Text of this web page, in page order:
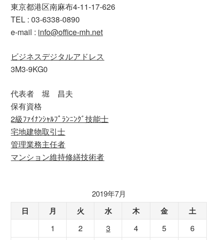
東京都港区南麻布4-11-17-626
TEL : 03-6338-0890
e-mail : info@office-mh.net
ビジネスデジタルアドレス
3M3-9KG0
代表者 堀 昌夫
保有資格
2級ﾌｧｲﾅﾝｼｬﾙﾌﾟﾗﾝﾆﾝｸﾞ技能士
宅地建物取引士
管理業務主任者
マンション維持修繕技術者
2019年7月
日 月 火 水 木 金 土
1 2 3 4 5
6